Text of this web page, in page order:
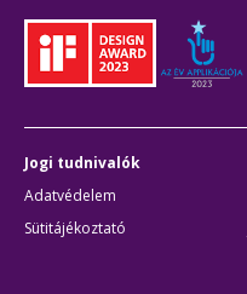
Jogi tudnivalók
Adatvédelem
Sütitájékoztató